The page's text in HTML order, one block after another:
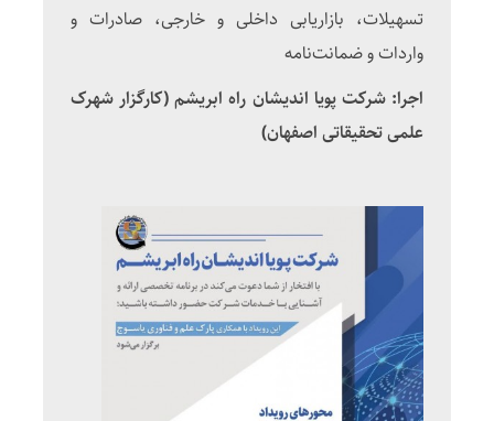
تسهیلات، بازاریابی داخلی و خارجی، صادرات و
واردات و ضمانت‌نامه
اجرا: شرکت پویا اندیشان راه ابریشم (کارگزار شهرک
علمی تحقیقاتی اصفهان)